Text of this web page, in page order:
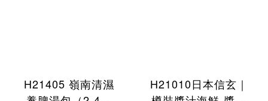
H21405 嶺南清濕
H21010日本信玄｜